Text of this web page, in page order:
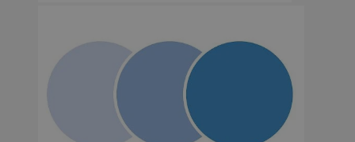
Niezbędne Wydajność